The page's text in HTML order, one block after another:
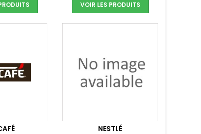
VOIR LES PRODUITS
NESTLÉ